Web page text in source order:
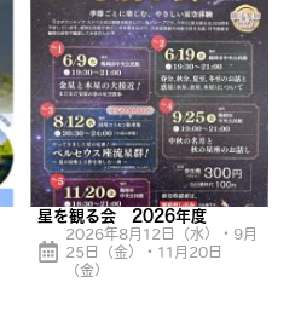
星を観る会 2026年度
2026年8月12日（水）・9月
25日（金）・11月20日
（金）